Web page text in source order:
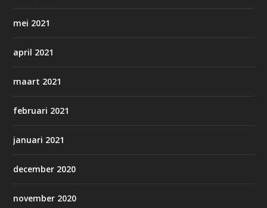
mei 2021
april 2021
maart 2021
februari 2021
januari 2021
december 2020
november 2020